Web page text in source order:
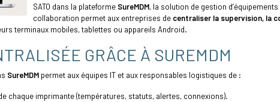
SATO dans la plateforme SureMDM, la solution de gestion
collaboration permet aux entreprises de centraliser la supervision, la
terminaux mobiles, tablettes ou appareils Android.
GRÂCE À SUREMDM
SureMDM permet aux équipes IT et aux responsables logistiques de :
chaque imprimante (températures, statuts, alertes, connexions).